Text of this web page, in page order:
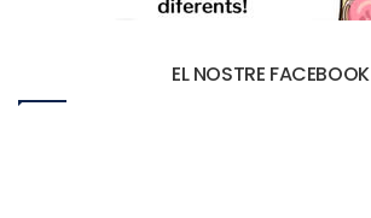
EL NOSTRE FACEBOOK